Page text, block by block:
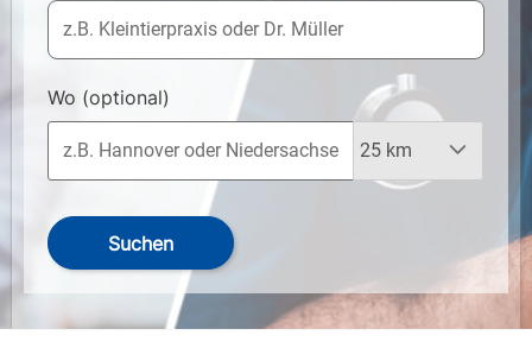
Wo (optional)
Suchen